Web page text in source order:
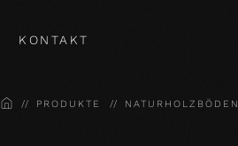
KONTAKT
HOMEPRODUKTE NATURHOLZBÖDEN